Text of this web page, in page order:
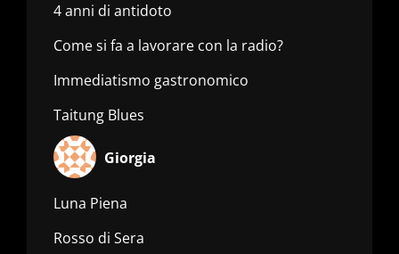
4 anni di antidoto
Come si fa a lavorare con la radio?
Immediatismo gastronomico
Taitung Blues
Giorgia
Luna Piena
Rosso di Sera